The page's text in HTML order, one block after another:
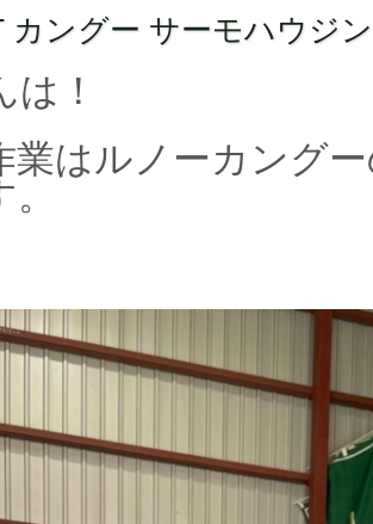
カングー サーモハウジ
は！
業はルノーカング